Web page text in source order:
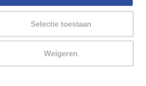
Selectie toestaan
Weigeren